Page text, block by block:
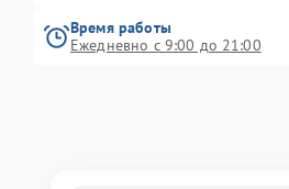
Время работы
Ежедневно с 9:00 до 21:00